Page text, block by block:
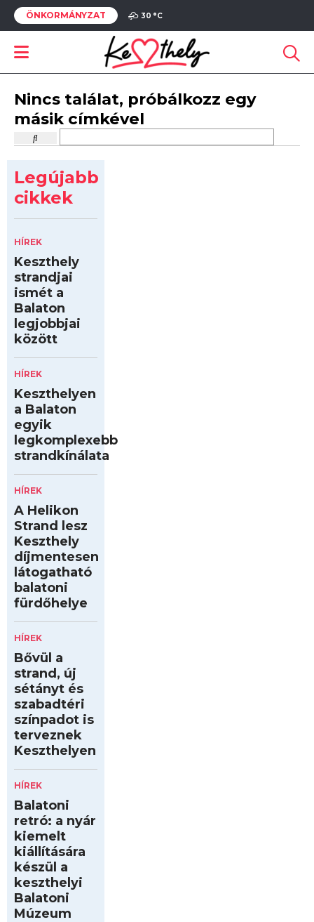
ÖNKORMÁNYZAT 30 °C
Nincs találat, próbálkozz egy
másik címkével
Legújabb
cikkek
HÍREK
Keszthely
strandjai
ismét a
Balaton
legjobbjai
között
HÍREK
Keszthelyen
a Balaton
egyik
legkomplexebb
strandkínálata
HÍREK
A Helikon
Strand lesz
Keszthely
díjmentesen
látogatható
balatoni
fürdőhelye
HÍREK
Bővül a
strand, új
sétányt és
szabadtéri
színpadot is
terveznek
Keszthelyen
HÍREK
Balatoni
retró: a nyár
kiemelt
kiállítására
készül a
keszthelyi
Balatoni
Múzeum